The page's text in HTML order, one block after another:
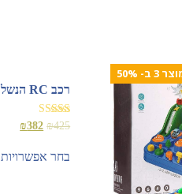
3 ב- 50%
רכב RC הנשלט על ידי מחוות כף היד
דורג₪425
₪382
בחר אפשרויות